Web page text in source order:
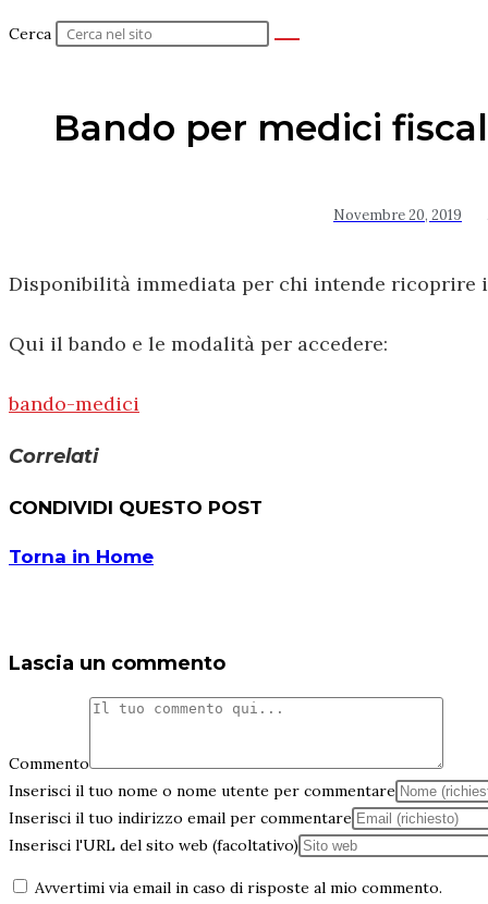
Cerca
Bando per medici
Novembre 20, 2019
Disponibilità immediata per chi intende ricoprire
Qui il bando e le modalità per accedere:
bando-medici
Correlati
CONDIVIDI QUESTO POST
Torna in Home
Lascia un commento
Commento
Inserisci il tuo nome o nome utente per commentare
Inserisci il tuo indirizzo email per commentare
Inserisci l'URL del sito web (facoltativo)
Avvertimi via email in caso di risposte al mio commento.